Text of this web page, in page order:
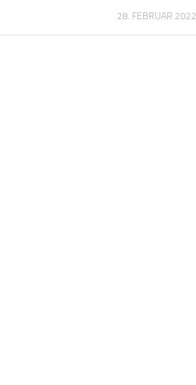
28. FEBRUAR 2022